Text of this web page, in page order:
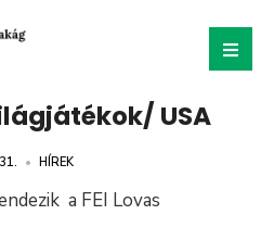
USA
• HÍREK
a FEI Lovas